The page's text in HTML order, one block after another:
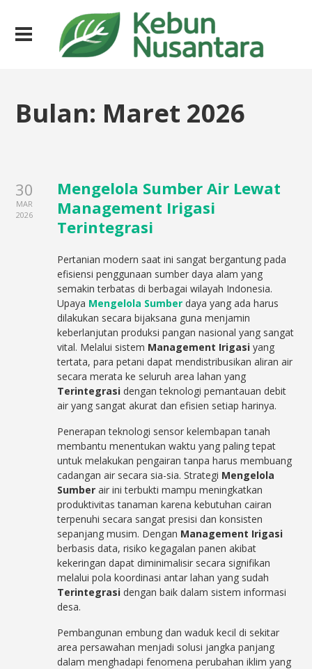
Bulan: Maret 2026
30
MAR
2026
Mengelola Sumber Air Lewat
Management Irigasi
Terintegrasi
Pertanian modern saat ini sangat bergantung pada
efisiensi penggunaan sumber daya alam yang
semakin terbatas di berbagai wilayah Indonesia.
Upaya Mengelola Sumber daya yang ada harus
dilakukan secara bijaksana guna menjamin
keberlanjutan produksi pangan nasional yang sangat
vital. Melalui sistem Management Irigasi yang
tertata, para petani dapat mendistribusikan aliran air
secara merata ke seluruh area lahan yang
Terintegrasi dengan teknologi pemantauan debit
air yang sangat akurat dan efisien setiap harinya.
Penerapan teknologi sensor kelembapan tanah
membantu menentukan waktu yang paling tepat
untuk melakukan pengairan tanpa harus membuang
cadangan air secara sia-sia. Strategi Mengelola
Sumber air ini terbukti mampu meningkatkan
produktivitas tanaman karena kebutuhan cairan
terpenuhi secara sangat presisi dan konsisten
sepanjang musim. Dengan Management Irigasi
berbasis data, risiko kegagalan panen akibat
kekeringan dapat diminimalisir secara signifikan
melalui pola koordinasi antar lahan yang sudah
Terintegrasi dengan baik dalam sistem informasi
desa.
Pembangunan embung dan waduk kecil di sekitar
area persawahan menjadi solusi jangka panjang
dalam menghadapi fenomena perubahan iklim yang